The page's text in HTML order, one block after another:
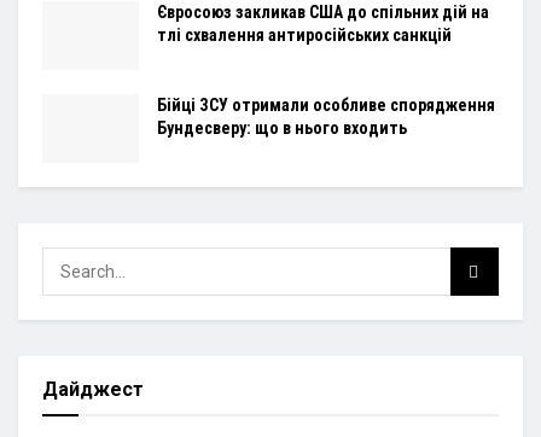
Євросоюз закликав США до спільних дій на
тлі схвалення антиросійських санкцій
Бійці ЗСУ отримали особливе спорядження
Бундесверу: що в нього входить
Дайджест